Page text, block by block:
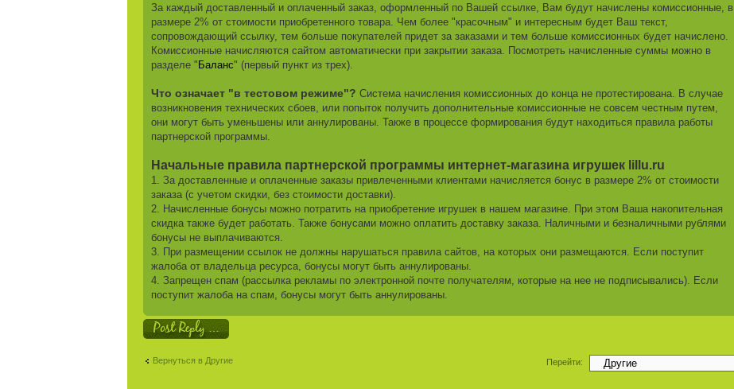
За каждый доставленный и оплаченный заказ, оформленный по Вашей ссылке, Вам будут начислены комиссионные, в
размере 2% от стоимости приобретенного товара. Чем более "красочным" и интересным будет Ваш текст,
сопровождающий ссылку, тем больше покупателей придет за заказами и тем больше комиссионных будет начислено.
Комиссионные начисляются сайтом автоматически при закрытии заказа. Посмотреть начисленные суммы можно в
разделе " Баланс" (первый пункт из трех).
Что означает "в тестовом режиме"? Система начисления комиссионных до конца не протестирована. В случае
возникновения технических сбоев, или попыток получить дополнительные комиссионные не совсем честным путем,
они могут быть уменьшены или аннулированы. Также в процессе формирования будут находиться правила работы
партнерской программы.
Начальные правила партнерской программы интернет-магазина игрушек lillu.ru
1. За доставленные и оплаченные заказы привлеченными клиентами начисляется бонус в размере 2% от стоимости
заказа (с учетом скидки, без стоимости доставки).
2. Начисленные бонусы можно потратить на приобретение игрушек в нашем магазине. При этом Ваша накопительная
скидка также будет работать. Также бонусами можно оплатить доставку заказа. Наличными и безналичными рублями
бонусы не выплачиваются.
3. При размещении ссылок не должны нарушаться правила сайтов, на которых они размещаются. Если поступит
жалоба от владельца ресурса, бонусы могут быть аннулированы.
4. Запрещен спам (рассылка рекламы по электронной почте получателям, которые на нее не подписывались). Если
поступит жалоба на спам, бонусы могут быть аннулированы.
Ответить
Вернуться в Другие Перейти: